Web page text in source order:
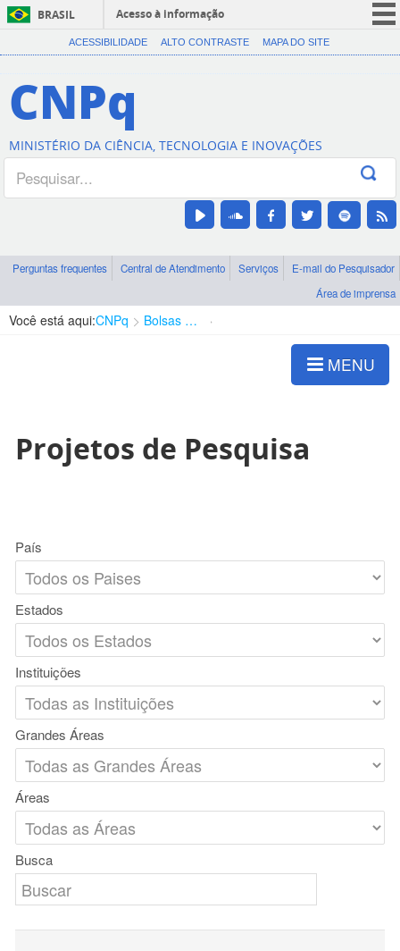
BRASIL
Acesso à informação
CORONAVÍRUS (COVID-19)
Canais
ACESSIBILIDADE ALTO CONTRASTE MAPA DO SITE
CNPq
MINISTÉRIO DA CIÊNCIA, TECNOLOGIA E INOVAÇÕES
Perguntas frequentes Central de Atendimento Serviços
E-mail do Pesquisador
Área de imprensa
Você está aqui:CNPq Bolsas e Auxílios Vigentes
MENU
Projetos de Pesquisa
País
Estados
Instituições
Grandes Áreas
Áreas
Busca